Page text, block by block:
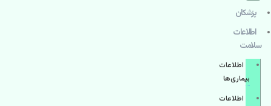
پزشكان
اطلاعات
سلامت
اطلاعات
بیماری‌ها
اطلاعات